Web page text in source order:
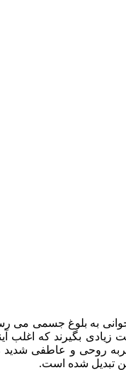
به بلوغ جسمی می
بگیرند که اغلب
روحی و عاطفی شدید
تبدیل شده است.